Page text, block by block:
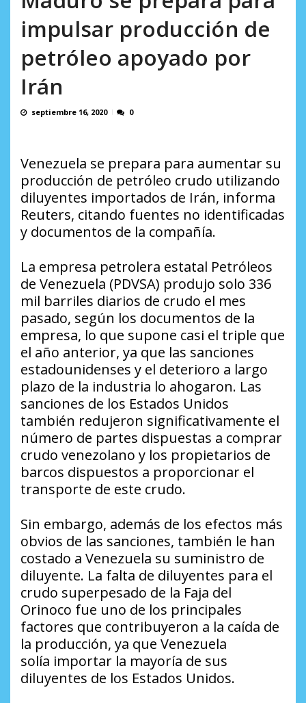
impulsar producción de
petróleo apoyado por
Irán
septiembre 16, 2020 0
Venezuela se prepara para aumentar su
producción de petróleo crudo utilizando
diluyentes importados de Irán, informa
Reuters, citando fuentes no identificadas
y documentos de la compañía.
La empresa petrolera estatal Petróleos
de Venezuela (PDVSA) produjo solo 336
mil barriles diarios de crudo el mes
pasado, según los documentos de la
empresa, lo que supone casi el triple que
el año anterior, ya que las sanciones
estadounidenses y el deterioro a largo
plazo de la industria lo ahogaron. Las
sanciones de los Estados Unidos
también redujeron significativamente el
número de partes dispuestas a comprar
crudo venezolano y los propietarios de
barcos dispuestos a proporcionar el
transporte de este crudo.
Sin embargo, además de los efectos más
obvios de las sanciones, también le han
costado a Venezuela su suministro de
diluyente. La falta de diluyentes para el
crudo superpesado de la Faja del
Orinoco fue uno de los principales
factores que contribuyeron a la caída de
la producción, ya que Venezuela
solía importar la mayoría de sus
diluyentes de los Estados Unidos.